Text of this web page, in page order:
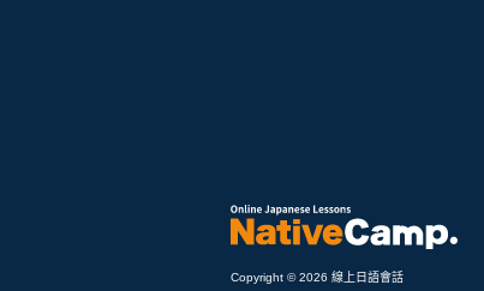
Copyright © 2026 線上日語會話